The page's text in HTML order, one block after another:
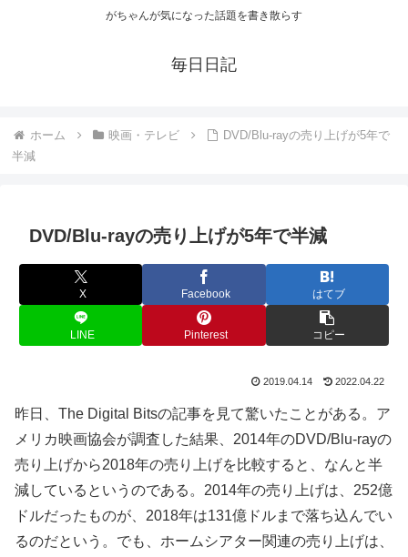
がちゃんが気になった話題を書き散らす
毎日日記
ホーム 映画・テレビ
DVD/Blu-rayの売り上げが5年で
半減
DVD/Blu-rayの売り上げが5年で半減
X Facebook はてブ
LINE Pinterest コピー
2019.04.14 2022.04.22
昨日、The Digital Bitsの記事を見て驚いたことがある。ア
メリカ映画協会が調査した結果、2014年のDVD/Blu-rayの
売り上げから2018年の売り上げを比較すると、なんと半
減しているというのである。2014年の売り上げは、252億
ドルだったものが、2018年は131億ドルまで落ち込んでい
るのだという。でも、ホームシアター関連の売り上げは、